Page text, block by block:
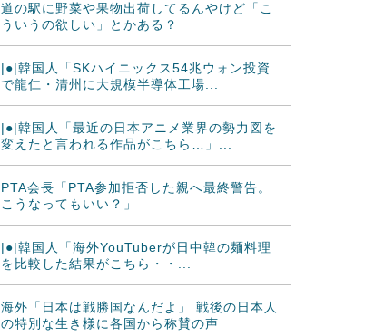
道の駅に野菜や果物出荷してるんやけど「こ
ういうの欲しい」とかある？
|●|韓国人「SKハイニックス54兆ウォン投資
で龍仁・清州に大規模半導体工場...
|●|韓国人「最近の日本アニメ業界の勢力図を
変えたと言われる作品がこちら…」...
PTA会長「PTA参加拒否した親へ最終警告。
こうなってもいい？」
|●|韓国人「海外YouTuberが日中韓の麺料理
を比較した結果がこちら・・...
海外「日本は戦勝国なんだよ」 戦後の日本人
の特別な生き様に各国から称賛の声